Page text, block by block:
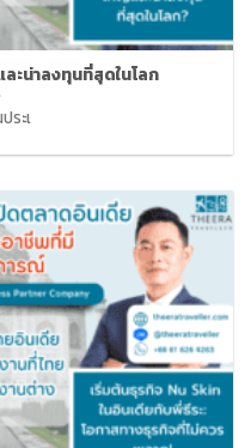
ะน่าลงทุนที่สุดในโลก
ระเ